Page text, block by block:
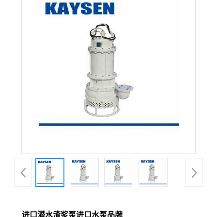
进口潜水渣浆泵进口水泵品牌